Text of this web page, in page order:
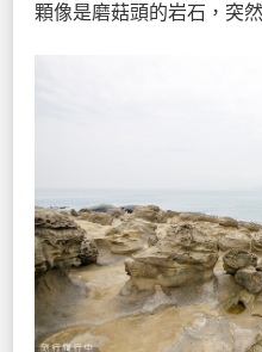
顆像是磨菇頭的岩石，突